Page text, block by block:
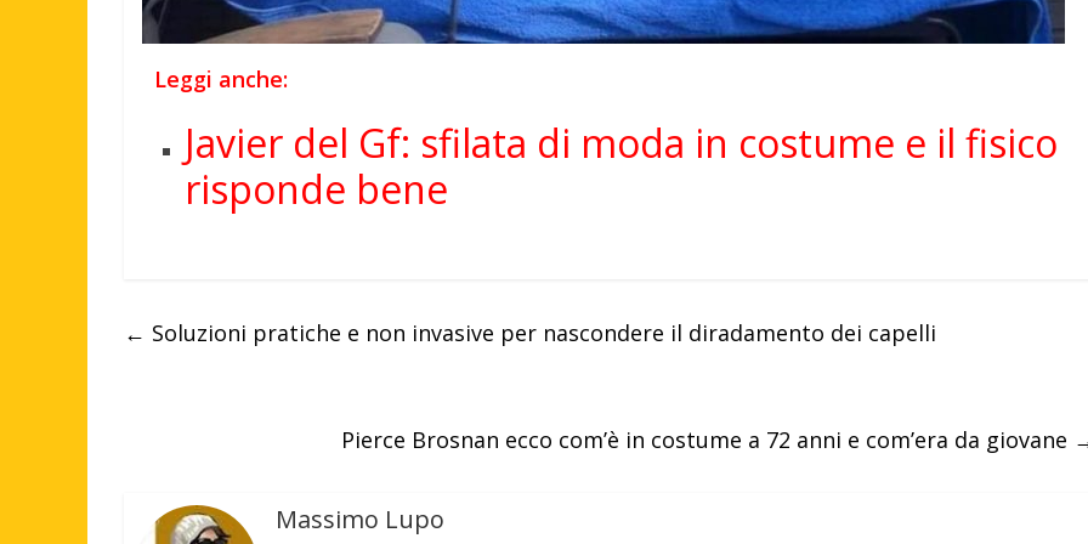
Leggi anche:
Javier del Gf: sfilata di moda in costume e il fisico
risponde bene
← Soluzioni pratiche e non invasive per nascondere il diradamento dei capelli
Pierce Brosnan ecco com’è in costume a 72 anni e com’era da giovane
Massimo Lupo